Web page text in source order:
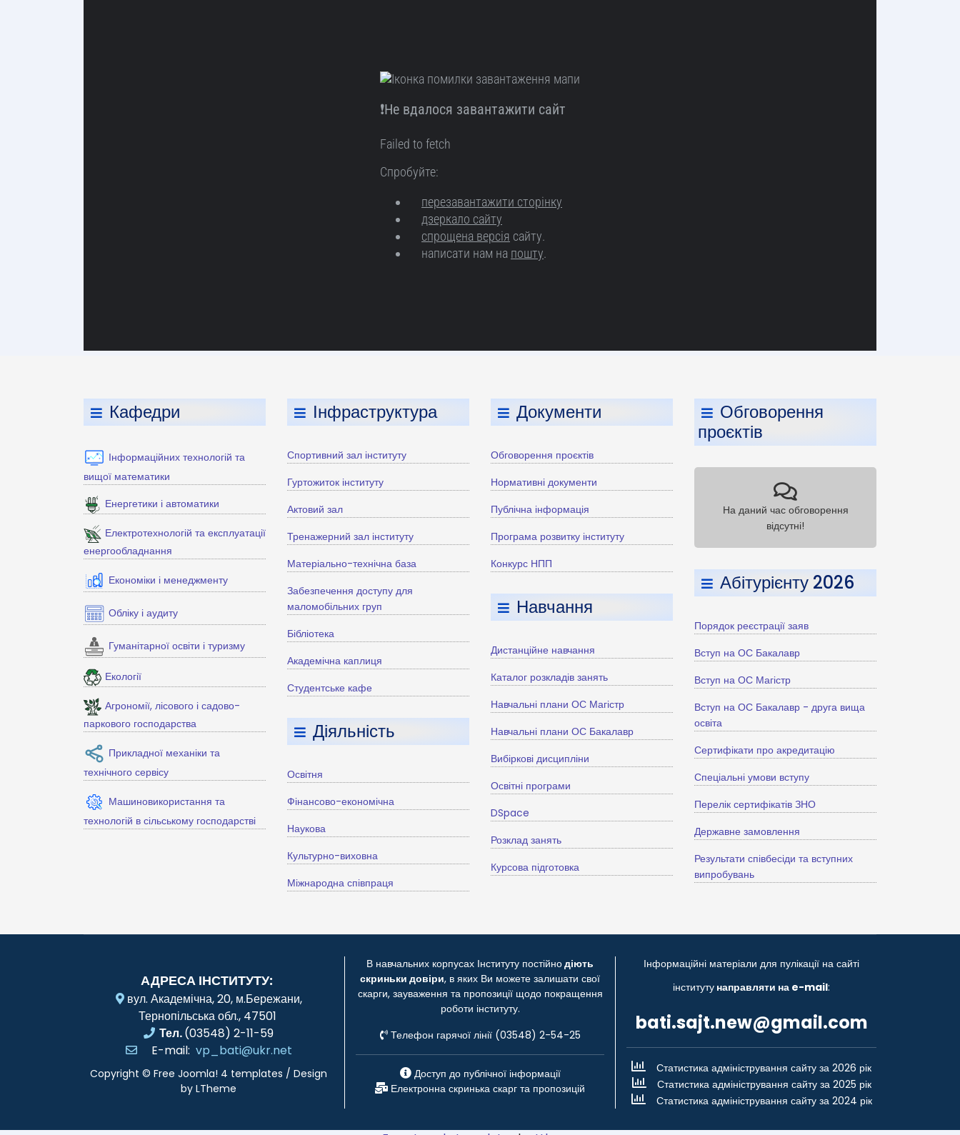
Кафедри
Інформаційних технологій та
вищої математики
Енергетики і автоматики
Електротехнологій та експлуатації
енергообладнання
Економіки і менеджменту
Обліку і аудиту
Гуманітарної освіти і туризму
Екології
Агрономії, лісового і садово-
паркового господарства
Прикладної механіки та
технічного сервісу
Машиновикористання та
технологій в сільському господарстві
Інфраструктура
Спортивний зал інституту
Гуртожиток інституту
Актовий зал
Тренажерний зал інституту
Матеріально-технічна база
Забезпечення доступу для
маломобільних груп
Бібліотека
Академічна каплиця
Студентське кафе
Діяльність
Освітня
Фінансово-економічна
Наукова
Культурно-виховна
Міжнародна співпраця
Документи
Обговорення проєктів
Нормативні документи
Публічна інформація
Програма розвитку інституту
Конкурс НПП
Навчання
Дистанційне навчання
Каталог розкладів занять
Навчальні плани ОС Магістр
Навчальні плани ОС Бакалавр
Вибіркові дисципліни
Освітні програми
DSpace
Розклад занять
Курсова підготовка
Обговорення
проєктів
На даний час обговорення
відсутні!
Абітурієнту 2026
Порядок реєстрації заяв
Вступ на ОС Бакалавр
Вступ на ОС Магістр
Вступ на ОС Бакалавр - друга вища
освіта
Сертифікати про акредитацію
Спеціальні умови вступу
Перелік сертифікатів ЗНО
Державне замовлення
Результати співбесіди та вступних
випробувань
АДРЕСА ІНСТИТУТУ:
вул. Академічна, 20, м.Бережани,
Тернопільська обл., 47501
Тел.(03548) 2-11-59
E-mail: vp_bati@ukr.net
Copyright © Free Joomla! 4 templates / Design
by LTheme
В навчальних корпусах Інституту постійнодіють
скриньки довіри, в яких Ви можете залишати свої
скарги, зауваження та пропозиції щодо покращення
роботи інституту.
Телефон гарячої лінії (03548) 2-54-25
Доступ до публічної інформації
Електронна скринька скарг та пропозицій
Інформаційні матеріали для пулікації на сайті
інституту направляти на e-mail:
bati.sajt.new@gmail.com
Статистика адміністрування сайту за 2026 рік
Статистика адміністрування сайту за 2025 рік
Статистика адміністрування сайту за 2024 рік